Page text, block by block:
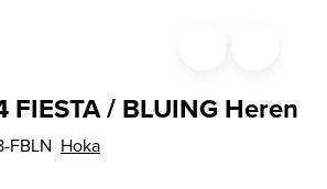
FIESTA / BLUING Heren
FBLN Hoka